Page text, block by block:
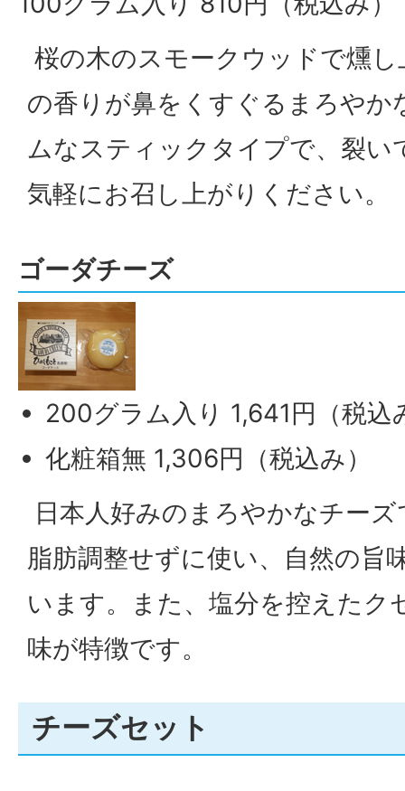
桜の木のスモークウッドで燻
の香りが鼻をくすぐるまろやか
ムなスティックタイプで、裂い
気軽にお召し上がりください。
ゴーダチーズ
200グラム入り 1,641円（税込
化粧箱無 1,306円（税込み）
日本人好みのまろやかなチー
脂肪調整せずに使い、自然の旨
います。また、塩分を控えたク
味が特徴です。
チーズセット